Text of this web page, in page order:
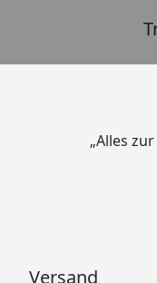
„Alles
Versand